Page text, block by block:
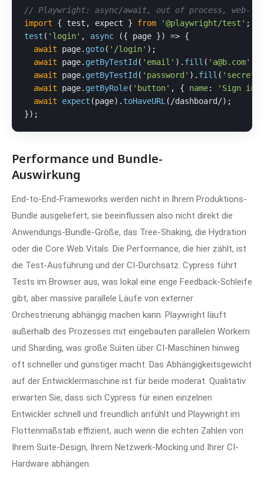
// Playwright: async/await, out of process, web-
import { test, expect } from '@playwright/test'
test ( 'login' , async ({ page }) => {
await page. goto( '/login' );
await page. getByTestId ( 'email' ). fill ( 'a@b.com'
await page. getByTestId ( 'password' ). fill ( 'secret'
await page. getByRole( 'button' , { name: 'Sign in'
await
expect (page). toHaveURL ( /dashboard/);
});
Performance und Bundle-
Auswirkung
End-to-End-Frameworks werden nicht in Ihrem Produktions-
Bundle ausgeliefert, sie beeinflussen also nicht direkt die
Anwendungs-Bundle-Größe, das Tree-Shaking, die Hydration
oder die Core Web Vitals. Die Performance, die hier zählt, ist
die Test-Ausführung und der CI-Durchsatz. Cypress führt
Tests im Browser aus, was lokal eine enge Feedback-Schleife
gibt, aber massive parallele Läufe von externer
Orchestrierung abhängig machen kann. Playwright läuft
außerhalb des Prozesses mit eingebauten parallelen Workern
und Sharding, was große Suiten über CI-Maschinen hinweg
oft schneller und günstiger macht. Das Abhängigkeitsgewicht
auf der Entwicklermaschine ist für beide moderat. Qualitativ
erwarten Sie, dass sich Cypress für einen einzelnen
Entwickler schnell und freundlich anfühlt und Playwright im
Flottenmaßstab effizient, auch wenn die echten Zahlen von
Ihrem Suite-Design, Ihrem Netzwerk-Mocking und Ihrer CI-
Hardware abhängen.